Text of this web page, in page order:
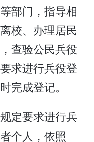
部门，指导相
校、办理居民
查验公民兵役
求进行兵役登
完成登记。
定要求进行兵
个人，依照